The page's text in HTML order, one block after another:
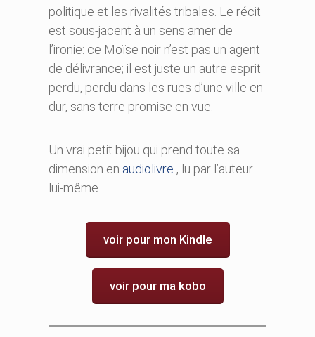
politique et les rivalités tribales. Le récit
est sous-jacent à un sens amer de
l’ironie: ce Moïse noir n’est pas un agent
de délivrance; il est juste un autre esprit
perdu, perdu dans les rues d’une ville en
dur, sans terre promise en vue.
Un vrai petit bijou qui prend toute sa
dimension en audiolivre , lu par l’auteur
lui-même.
voir pour mon Kindle
voir pour ma kobo